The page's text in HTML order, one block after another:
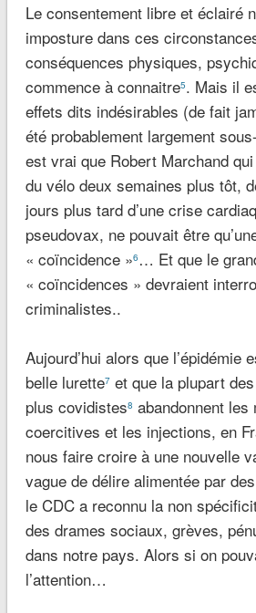
Le consentement libre et éclairé
imposture dans ces
conséquences physiques,
commence à connaitre5. Mais il
effets dits indésirables (de fait
été probablement largement
est vrai que Robert Marchand
du vélo deux semaines plus tôt,
jours plus tard d’une crise
pseudovax, ne pouvait être
« coïncidence »6 … Et que le
« coïncidences » devraient
criminalistes..
Aujourd’hui alors que l’épidémie
belle lurette7et que la plupart
plus covidistes8 abandonnent les
coercitives et les injections, en
nous faire croire à une nouvelle
vague de délire alimentée par
le CDC a reconnu la non
des drames sociaux, grèves,
dans notre pays. Alors si on
l’attention…